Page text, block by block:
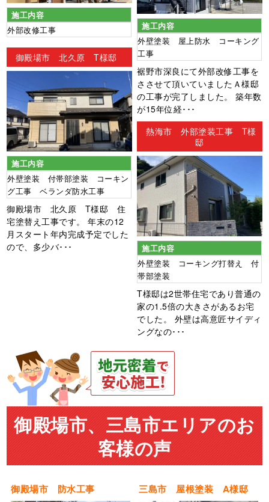
施工内容
外部改修工事
施工内容
外壁塗装 屋上防水 コーキング
工事
裾野市深良にて外部改修工事を
ささせて頂いていましたＡ様邸
の工事が完了しました。 築年数
が15年位経･･･
御殿場市 北久原 T様邸
施工内容
外壁塗装 付帯部塗装 コーキン
グ工事 ベランダ防水工事
御殿場市 北久原 T様邸 住
宅塗替え工事です。 年末の12
月スタート年内完成予定でした
ので、多少バ･･･
熱海市 外部塗装工事 T様
邸
施工内容
外壁塗装 コーキング打替え 付
帯部塗装
T様邸は2世帯住宅であり普通の
家の1.5倍の大きさがあるお宅
でした。 外壁は高意匠サイディ
ングなの･･･
御殿場市、三島市エリアのお
客様の声
御殿場市 防水工事 三島市 屋根塗装 A様邸